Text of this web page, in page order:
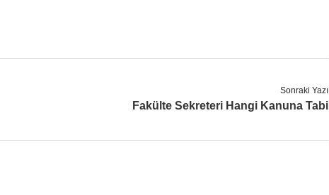
Sonraki Yazı
Fakülte Sekreteri Hangi Kanuna Tabi